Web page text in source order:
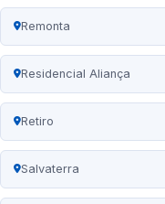
Remonta
Residencial Aliança
Retiro
Salvaterra